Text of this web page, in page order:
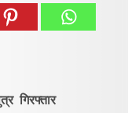
गिरफ्तार